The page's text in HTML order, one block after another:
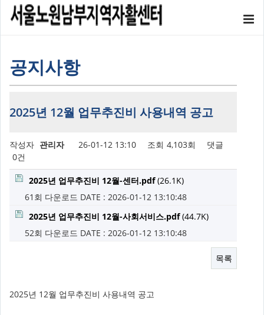
공지사항
2025년 12월 업무추진비 사용내역 공고
작성자 관리자 26-01-12 13:10 조회 4,103회
댓글
0건
2025년 업무추진비 12월-센터.pdf(26.1K)
61회 다운로드 DATE : 2026-01-12 13:10:48
2025년 업무추진비 12월-사회서비스.pdf(44.7K)
52회 다운로드 DATE : 2026-01-12 13:10:48
목록
2025년 12월 업무추진비 사용내역 공고